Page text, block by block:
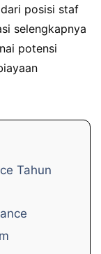
posisi staf
selengkapnya
potensi
Tahun